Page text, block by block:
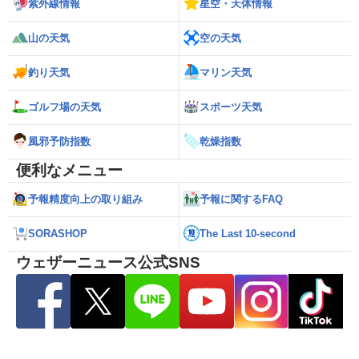
紫外線情報 星空・天体情報
山の天気 空の天気
釣り天気 マリン天気
ゴルフ場の天気 スポーツ天気
風邪予防指数 乾燥指数
便利なメニュー
予報精度向上の取り組み 予報に関するFAQ
SORASHOP The Last 10-second
ウェザーニュース公式SNS